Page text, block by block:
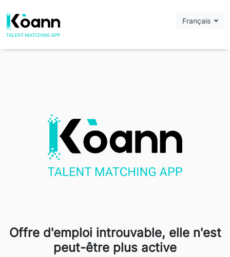
Français
Offre d'emploi introuvable, elle n'est
peut-être plus active